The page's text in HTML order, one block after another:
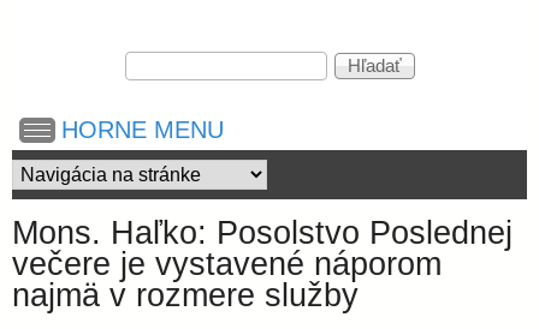
t
i
s
V
y
ľ
a
d
á
v
a
n
H
ľ
d
a
ť
HORNE MENU
Mons. Haľko: Posolstvo Poslednej
večere je vystavené náporom
najmä v rozmere služby